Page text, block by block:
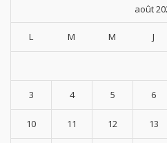
août
L M M J
3 4 5 6
10 11 12 13